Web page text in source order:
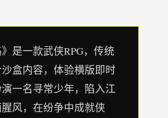
》是一款武侠RPG，传统
盒内容，体验横版即时
一名寻常少年，陷入江
风，在纷争中成就侠